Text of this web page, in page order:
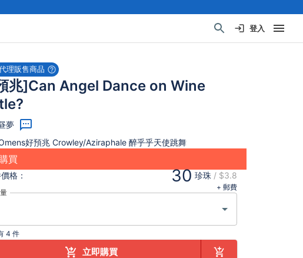
登入
理販售商品
兆]Can Angel Dance on Wine
夢
好預兆 Crowley/Aziraphale 醉乎乎天使跳舞
買
價格： 30 珍珠 / $3.8
+ 郵費
4 件
立即購買